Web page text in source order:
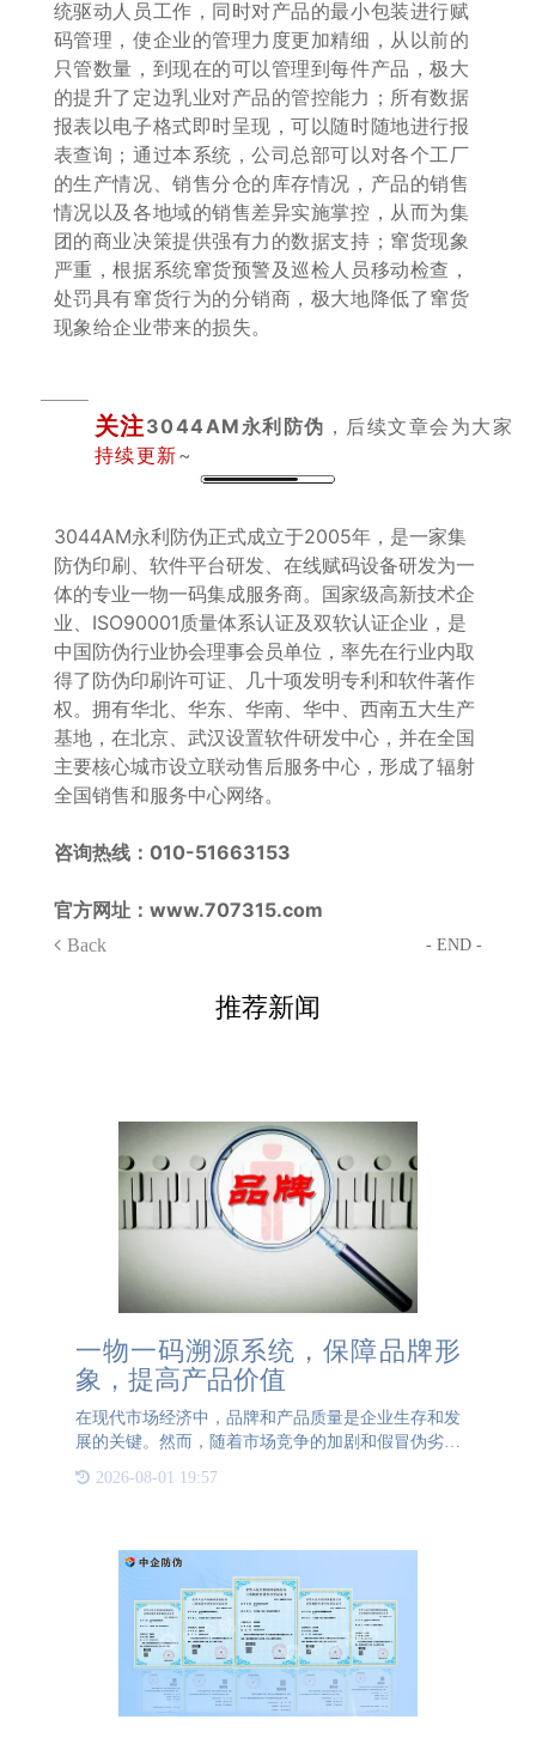
统驱动人员工作，同时对产品的最小包装进行赋
码管理，使企业的管理力度更加精细，从以前的
只管数量，到现在的可以管理到每件产品，极大
的提升了定边乳业对产品的管控能力；所有数据
报表以电子格式即时呈现，可以随时随地进行报
表查询；通过本系统，公司总部可以对各个工厂
的生产情况、销售分仓的库存情况，产品的销售
情况以及各地域的销售差异实施掌控，从而为集
团的商业决策提供强有力的数据支持；窜货现象
严重，根据系统窜货预警及巡检人员移动检查，
处罚具有窜货行为的分销商，极大地降低了窜货
现象给企业带来的损失。
关注3044AM永利防伪 ，后续文章会为大家
持续更新~
3044AM永利防伪正式成立于2005年，是一家集
防伪印刷、软件平台研发、在线赋码设备研发为一
体的专业一物一码集成服务商。国家级高新技术企
业、ISO90001质量体系认证及双软认证企业，是
中国防伪行业协会理事会员单位，率先在行业内取
得了防伪印刷许可证、几十项发明专利和软件著作
权。拥有华北、华东、华南、华中、西南五大生产
基地，在北京、武汉设置软件研发中心，并在全国
主要核心城市设立联动售后服务中心，形成了辐射
全国销售和服务中心网络。
咨询热线：010-51663153
官方网址：www.707315.com
Back - END -
推荐新闻
一物一码溯源系统，保障品牌形
象，提高产品价值
在现代市场经济中，品牌和产品质量是企业生存和发
展的关键。然而，随着市场竞争的加剧和假冒伪劣产
品的泛滥，如何保障品牌形象和提高产品价值成为了
企业面临的重要挑战。在此背景下，一物一码溯源系
2026-08-01 19:57